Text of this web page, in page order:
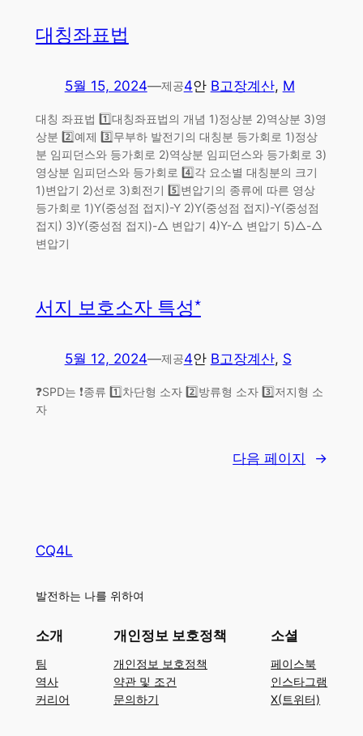
대칭좌표법
5월 15, 2024—제공4안 B고장계산, M
대칭 좌표법 1️⃣대칭좌표법의 개념 1)정상분 2)역상분 3)영
상분 2️⃣예제 3️⃣무부하 발전기의 대칭분 등가회로 1)정상
분 임피던스와 등가회로 2)역상분 임피던스와 등가회로 3)
영상분 임피던스와 등가회로 4️⃣각 요소별 대칭분의 크기
1)변압기 2)선로 3)회전기 5️⃣변압기의 종류에 따른 영상
등가회로 1)Y(중성점 접지)-Y 2)Y(중성점 접지)-Y(중성점
접지) 3)Y(중성점 접지)-△ 변압기 4)Y-△ 변압기 5)△-△
변압기
서지 보호소자 특성*
5월 12, 2024—제공4안 B고장계산, S
❓SPD는 ❗종류 1️⃣차단형 소자 2️⃣방류형 소자 3️⃣저지형 소
자
다음 페이지 →
CQ4L
발전하는 나를 위하여
소개
팀
역사
커리어
개인정보 보호정책
개인정보 보호정책
약관 및 조건
문의하기
소셜
페이스북
인스타그램
X(트위터)